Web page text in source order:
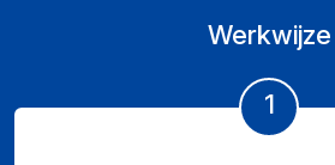
Werkwijze
1